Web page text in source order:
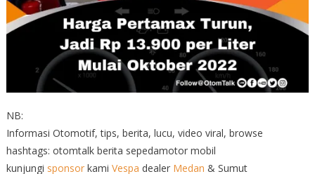
NB:
Informasi Otomotif, tips, berita, lucu, video viral, browse
hashtags: otomtalk berita sepedamotor mobil
kunjungi sponsorkami Vespa dealer Medan & Sumut